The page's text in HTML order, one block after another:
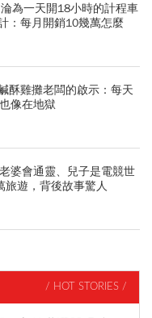
為一天開18小時的計程車
：每月開銷10幾萬怎麼
酥雞攤老闆的啟示：每天
像在地獄
婆會通靈、兒子是電競世
遊，背後故事驚人
/ HOT STORIES /